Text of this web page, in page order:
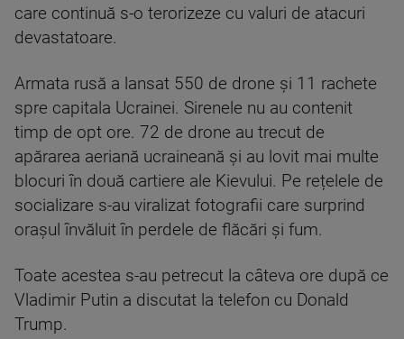
care continuă s-o terorizeze cu valuri de atacuri
devastatoare.
Armata rusă a lansat 550 de drone și 11 rachete
spre capitala Ucrainei. Sirenele nu au contenit
timp de opt ore. 72 de drone au trecut de
apărarea aeriană ucraineană și au lovit mai multe
blocuri în două cartiere ale Kievului. Pe rețelele de
socializare s-au viralizat fotografii care surprind
orașul învăluit în perdele de flăcări și fum.
Toate acestea s-au petrecut la câteva ore după ce
Vladimir Putin a discutat la telefon cu Donald
Trump.